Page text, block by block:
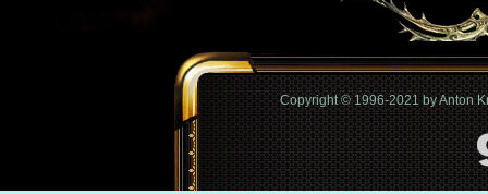
Copyright © 1996-2021 by Anton